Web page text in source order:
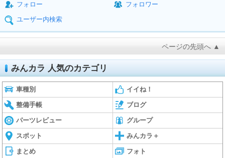
フォロー
フォロワー
ユーザー内検索
ページの先頭へ ▲
みんカラ 人気のカテゴリ
車種別 イイね！
整備手帳 ブログ
パーツレビュー グループ
スポット みんカラ＋
まとめ フォト